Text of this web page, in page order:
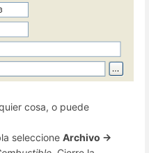
cosa, o puede
seleccione Archivo →